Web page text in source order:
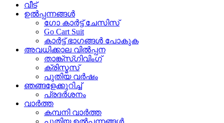
വീട്
ഉൽപ്പന്നങ്ങൾ
ഗോ കാർട്ട് ചേസിസ്
Go Cart Suit
കാർട്ട് ഭാഗങ്ങൾ പോകുക
അവധിക്കാല വിൽപ്പന
താങ്ക്സ്ഗിവിംഗ്
ക്രിസ്മസ്
പുതിയ വർഷം
ഞങ്ങളേക്കുറിച്ച്
പ്രദർശനം
വാർത്ത
കമ്പനി വാർത്ത
പുതിയ ഉൽപ്പന്നങ്ങൾ